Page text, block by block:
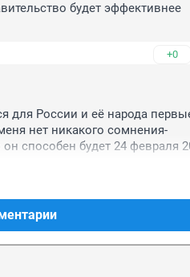
будет эффективнее
+0
для России и её народа
нет никакого сомнения-
способен будет 24 февраля